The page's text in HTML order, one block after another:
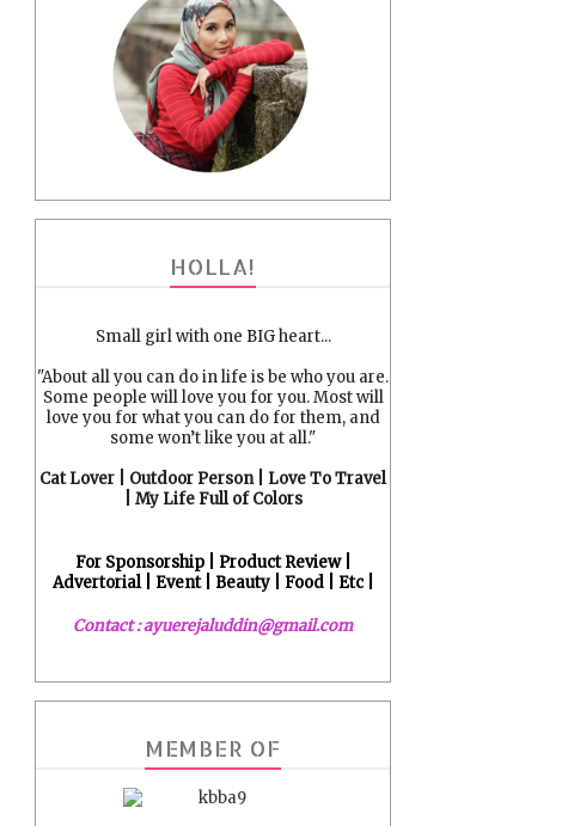
HOLLA!
Small girl with one BIG heart...
"About all you can do in life is be who you are.
Some people will love you for you. Most will
love you for what you can do for them, and
some won’t like you at all."
Cat Lover | Outdoor Person | Love To Travel
| My Life Full of Colors
For Sponsorship | Product Review |
Advertorial | Event | Beauty | Food | Etc |
Contact : ayuerejaluddin@gmail.com
MEMBER OF